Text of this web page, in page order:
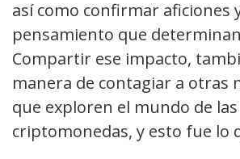
así como confirmar aficiones
pensamiento que
Compartir ese impacto,
manera de contagiar a otras
que exploren el mundo de las
criptomonedas, y esto fue lo